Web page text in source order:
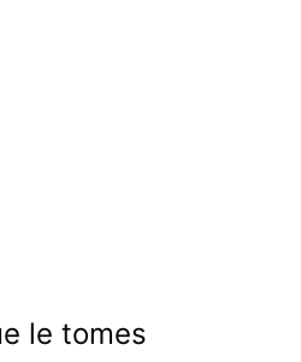
le tomes